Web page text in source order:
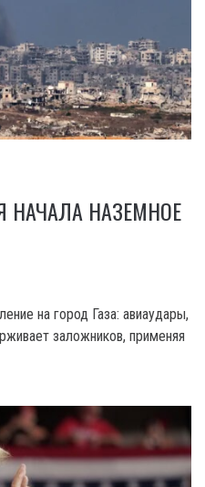
НАЧАЛА НАЗЕМНОЕ
на город Газа: авиаудары,
заложников, применяя